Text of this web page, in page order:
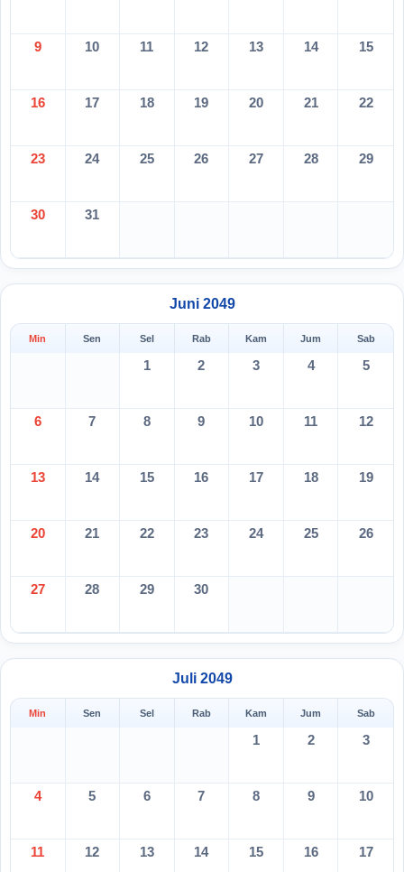
9 10 11 12 13 14 15
16 17 18 19 20 21 22
23 24 25 26 27 28 29
30 31
Juni 2049
Min Sen Sel Rab Kam Jum Sab
1 2 3 4 5
6 7 8 9 10 11 12
13 14 15 16 17 18 19
20 21 22 23 24 25 26
27 28 29 30
Juli 2049
Min Sen Sel Rab Kam Jum Sab
1 2 3
4 5 6 7 8 9 10
11 12 13 14 15 16 17